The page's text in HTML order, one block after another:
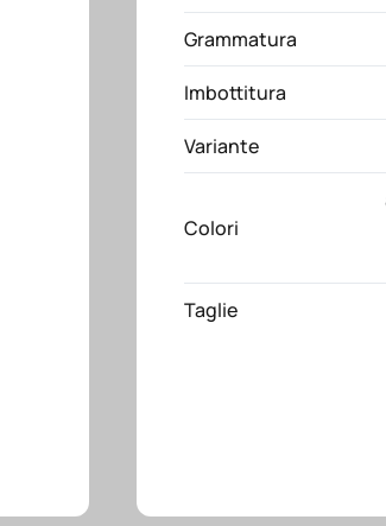
Grammatura
Imbottitura
Variante
Colori
Taglie